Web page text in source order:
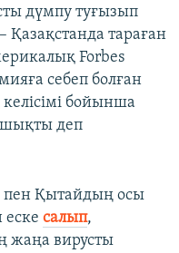
дүмпу туғызып
тараған
Forbes
себеп болған
бойынша
деп
пен Қытайдың осы
еске салып,
жаңа вирусты